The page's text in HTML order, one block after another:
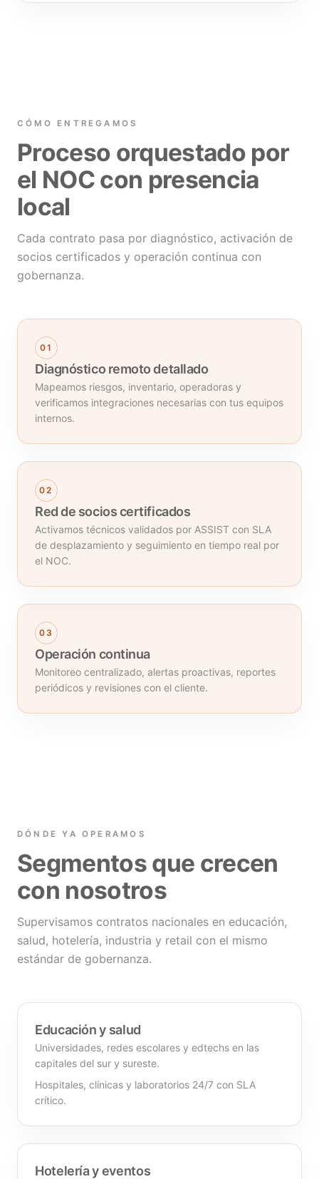
CÓMO ENTREGAMOS
Proceso orquestado por
el NOC con presencia
local
Cada contrato pasa por diagnóstico, activación de
socios certificados y operación continua con
gobernanza.
01
Diagnóstico remoto detallado
Mapeamos riesgos, inventario, operadoras y
verificamos integraciones necesarias con tus equipos
internos.
02
Red de socios certificados
Activamos técnicos validados por ASSIST con SLA
de desplazamiento y seguimiento en tiempo real por
el NOC.
03
Operación continua
Monitoreo centralizado, alertas proactivas, reportes
periódicos y revisiones con el cliente.
DÓNDE YA OPERAMOS
Segmentos que crecen
con nosotros
Supervisamos contratos nacionales en educación,
salud, hotelería, industria y retail con el mismo
estándar de gobernanza.
Educación y salud
Universidades, redes escolares y edtechs en las
capitales del sur y sureste.
Hospitales, clínicas y laboratorios 24/7 con SLA
crítico.
Hotelería y eventos